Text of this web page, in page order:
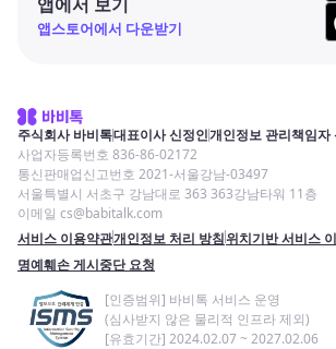
앱스토어에서 다운받기
주식회사 바비톡대표이사 신정인개인정보 관리책임자
사업자등록번호 836-86-02172
통신판매업신고번호 2021-서울강남-03497
서울특별시 서초구 강남대로 363 363강남타워 11층
이메일 cs@babitalk.com
서비스 이용약관개인정보 처리 방침위치기반 서비스
명예훼손 게시중단 요청
[인증범위] 바비톡 서비스 운영
(심사받지 않은 물리적 인프라 제외)
[유효기간] 2024.02.07 ~ 2027.02.06